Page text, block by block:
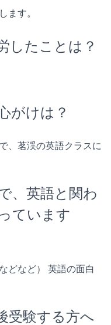
ます。
したことは？
がけは？
、茗渓の英語クラスに
、英語と関わ
ています
どなど） 英語の面白
受験する方へ